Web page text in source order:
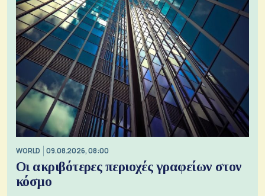
WORLD 09.08.2026, 08:00
Οι ακριβότερες περιοχές γραφείων στον
κόσμο